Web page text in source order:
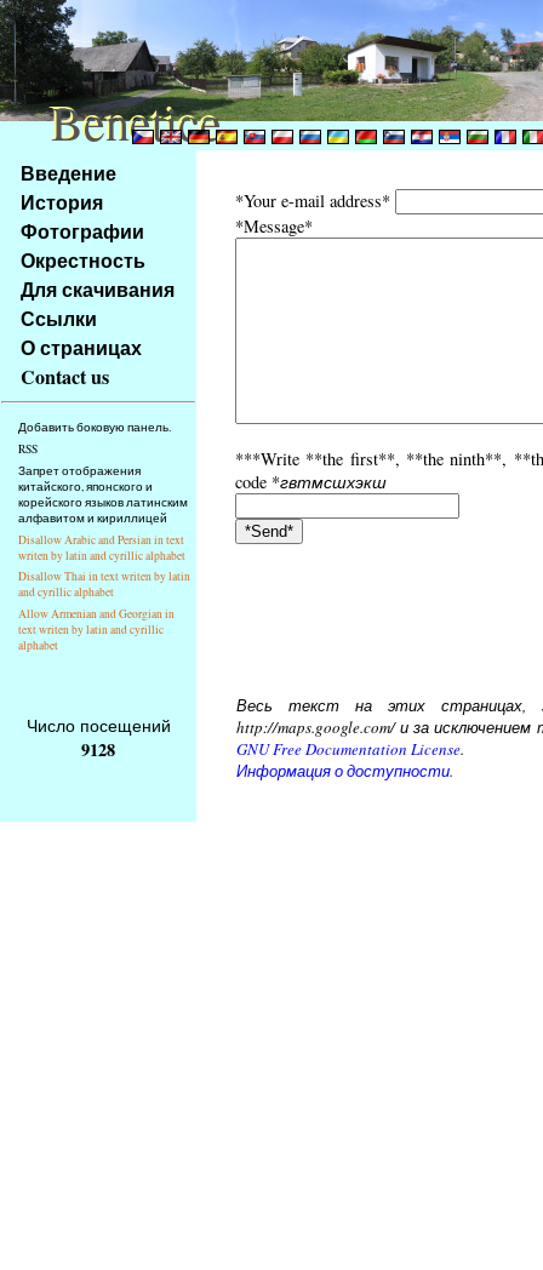
Na
obsah
stránky
Klávesové
zkratky
tomto
webu
základní
strana
Введение
История
Фотографии
Окрестность
Для скачивания
Ссылки
О страницах
Contact us
Добавить боковую панель.
RSS
Запрет отображения
китайского, японского и
корейского языков латинским
алфавитом и кириллицей
Disallow Arabic and Persian in text
writen by latin and cyrillic alphabet
Disallow Thai in text writen by latin
and cyrillic alphabet
Allow Armenian and Georgian in
text writen by latin and cyrillic
alphabet
*Your e-mail address*
*Message*
***Write **the first**, **the ninth**,
code *гвтмсшхэкш
Число посещений
9128
Весь текст на этих страницах,
http://maps.google.com/ и за
GNU Free Documentation License.
Информация о доступности.
Benetice
Benetice